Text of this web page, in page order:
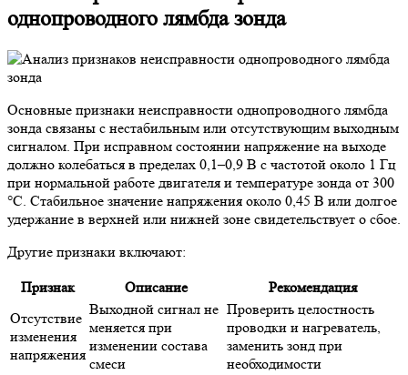
однопроводного лямбда зонда
Основные признаки неисправности однопроводного лямбда
зонда связаны с нестабильным или отсутствующим выходным
сигналом. При исправном состоянии напряжение на выходе
должно колебаться в пределах 0,1–0,9 В с частотой около 1 Гц
при нормальной работе двигателя и температуре зонда от 300
°C. Стабильное значение напряжения около 0,45 В или долгое
удержание в верхней или нижней зоне свидетельствует о сбое.
Другие признаки включают:
Признак Описание
Рекомендация
Отсутствие
изменения
напряжения
Выходной сигнал не
меняется при
изменении состава
смеси
Проверить целостность
проводки и нагреватель,
заменить зонд при
необходимости